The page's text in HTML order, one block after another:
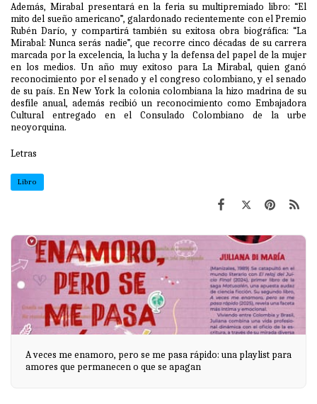
Además, Mirabal presentará en la feria su multipremiado libro: “El
mito del sueño americano”, galardonado recientemente con el Premio
Rubén Darío, y compartirá también su exitosa obra biográfica: “La
Mirabal: Nunca serás nadie”, que recorre cinco décadas de su carrera
marcada por la excelencia, la lucha y la defensa del papel de la mujer
en los medios. Un año muy exitoso para La Mirabal, quien ganó
reconocimiento por el senado y el congreso colombiano, y el senado
de su país. En New York la colonia colombiana la hizo madrina de su
desfile anual, además recibió un reconocimiento como Embajadora
Cultural entregado en el Consulado Colombiano de la urbe
neoyorquina.
Letras
Libro
A veces me enamoro, pero se me pasa rápido: una playlist para
amores que permanecen o que se apagan